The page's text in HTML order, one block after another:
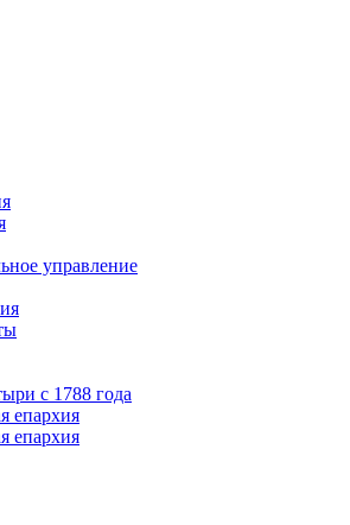
управление
с 1788 года
епархия
епархия